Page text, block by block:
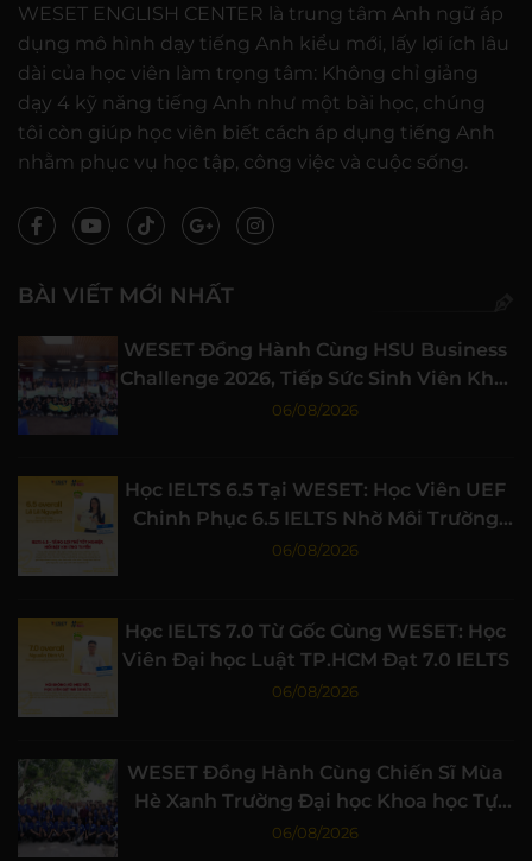
WESET ENGLISH CENTER là trung tâm Anh ngữ áp
dụng mô hình dạy tiếng Anh kiểu mới, lấy lợi ích lâu
dài của học viên làm trọng tâm: Không chỉ giảng
dạy 4 kỹ năng tiếng Anh như một bài học, chúng
tôi còn giúp học viên biết cách áp dụng tiếng Anh
nhằm phục vụ học tập, công việc và cuộc sống.
BÀI VIẾT MỚI NHẤT
WESET Đồng Hành Cùng HSU Business
Challenge 2026, Tiếp Sức Sinh Viên Khởi
Nghiệp
06/08/2026
Học IELTS 6.5 Tại WESET: Học Viên UEF
Chinh Phục 6.5 IELTS Nhờ Môi Trường
Học Tập Chất Lượng
06/08/2026
Học IELTS 7.0 Từ Gốc Cùng WESET: Học
Viên Đại học Luật TP.HCM Đạt 7.0 IELTS
06/08/2026
WESET Đồng Hành Cùng Chiến Sĩ Mùa
Hè Xanh Trường Đại học Khoa học Tự
nhiên, ĐHQG-HCM
06/08/2026